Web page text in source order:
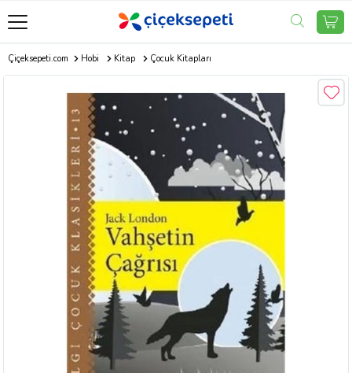
Çiçeksepeti.com Hobi Kitap Çocuk Kitapları